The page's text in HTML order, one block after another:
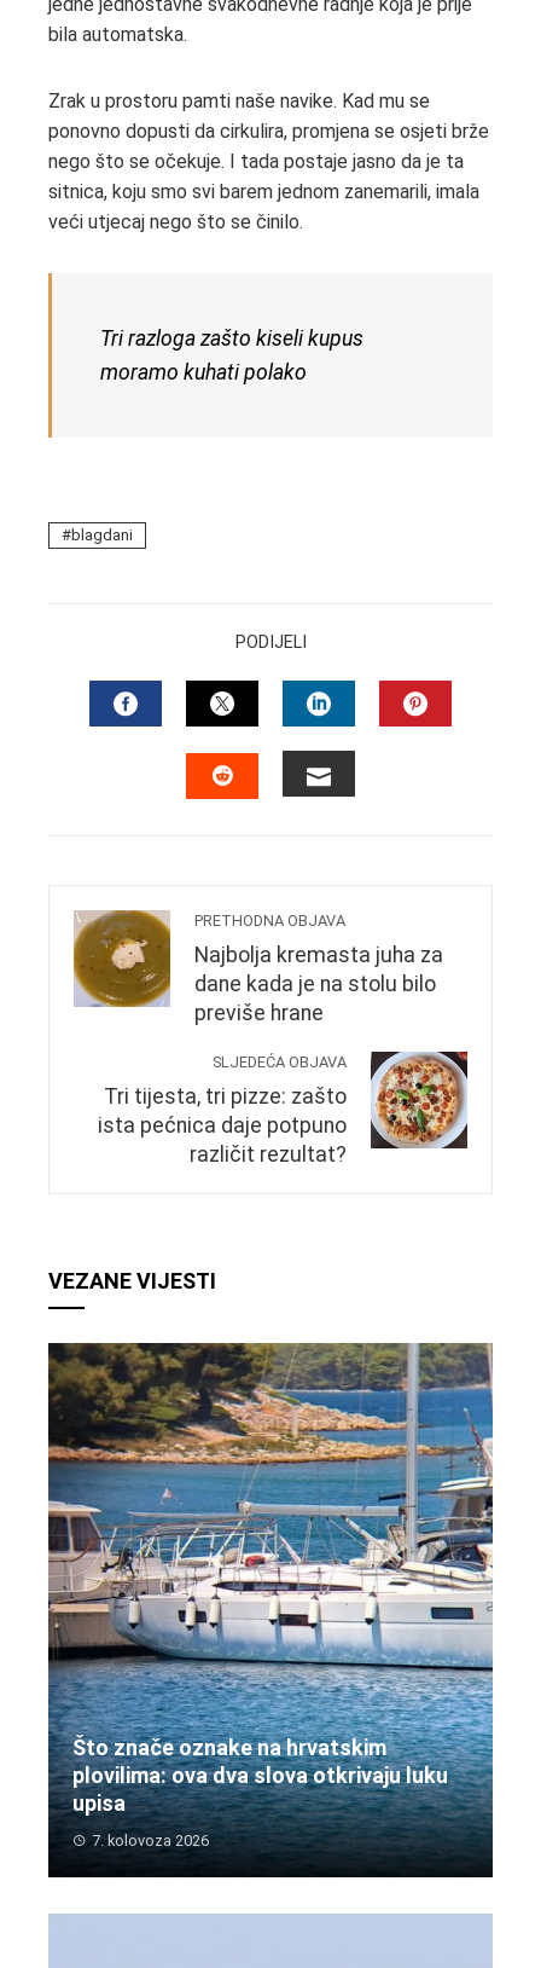
bila automatska.
Zrak u prostoru pamti naše navike. Kad mu se
ponovno dopusti da cirkulira, promjena se osjeti brže
nego što se očekuje. I tada postaje jasno da je ta
sitnica, koju smo svi barem jednom zanemarili, imala
veći utjecaj nego što se činilo.
Tri razloga zašto kiseli kupus
moramo kuhati polako
blagdani
PODIJELI
FACEBOOKTWITTERLINKEDIN
PRETHODNA OBJAVA
Najbolja kremasta juha za
dane kada je na stolu bilo
previše hrane
SLJEDEĆA OBJAVA
Tri tijesta, tri pizze: zašto
ista pećnica daje potpuno
različit rezultat?
VEZANE VIJESTI
Što znače oznake na hrvatskim
plovilima: ova dva slova otkrivaju luku
upisa
7. kolovoza 2026